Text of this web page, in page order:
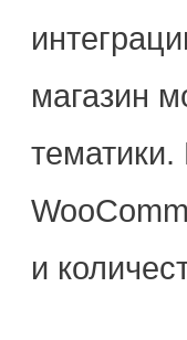
магазин
и